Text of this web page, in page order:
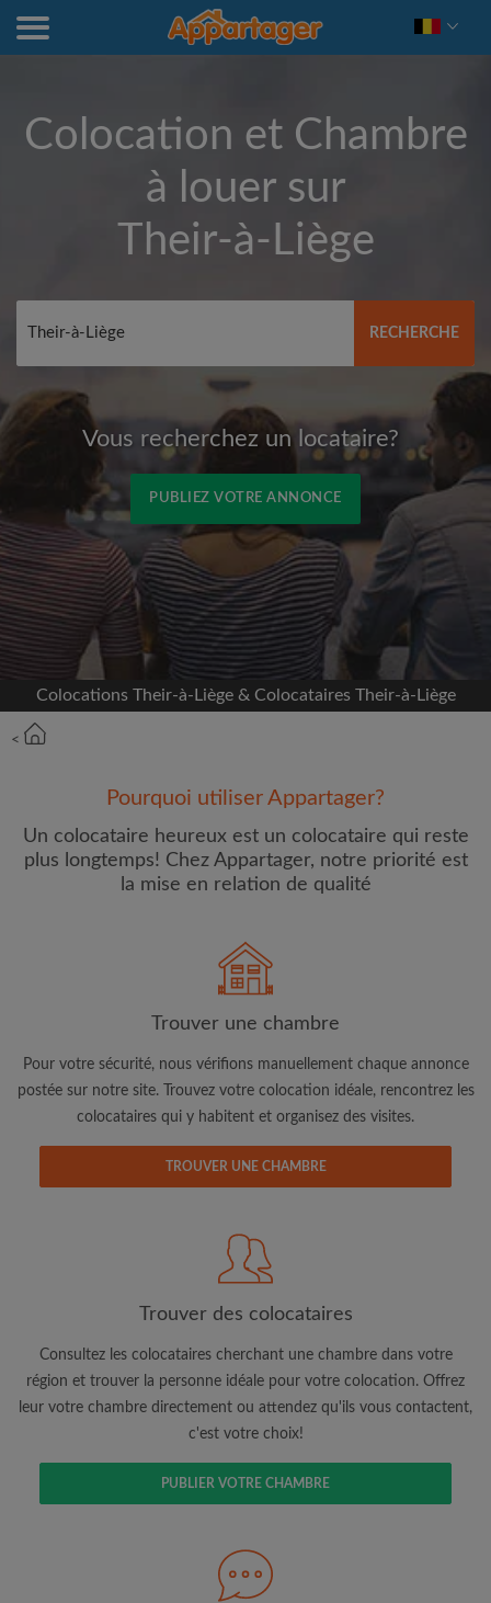
Colocation et Chambre
à louer sur
Their-à-Liège
RECHERCHE
Vous recherchez un locataire?
PUBLIEZ VOTRE ANNONCE
Inscrivez-vous avec Facebook
Nous ne publierons jamais sur votre page sans
votre accord
OU
Prénom
Adresse email
J'ai lu, compris et accepte les Conditions d'utilisation
et ai pris connaissance de la
Je souhaite recevoir des offres exclusives et des mises à
jour du compte par e-mail
Faites une recherche selon ce qui vous
semble important
Colocations Their-à-Liège & Colocataires Their-à-Liège
<
Pourquoi utiliser Appartager?
Un colocataire heureux est un colocataire qui reste
plus longtemps! Chez Appartager, notre priorité est
la mise en relation de qualité
Trouver une chambre
Pour votre sécurité, nous vérifions manuellement chaque annonce
postée sur notre site. Trouvez votre colocation idéale, rencontrez les
colocataires qui y habitent et organisez des visites.
TROUVER UNE CHAMBRE
Trouver des colocataires
Consultez les colocataires cherchant une chambre dans votre
région et trouver la personne idéale pour votre colocation. Offrez
leur votre chambre directement ou attendez qu'ils vous contactent,
c'est votre choix!
PUBLIER VOTRE CHAMBRE